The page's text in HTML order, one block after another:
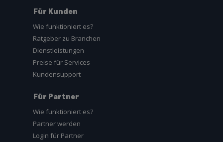
Für Kunden
Wie funktioniert es?
Ratgeber zu Branchen
Dienstleistungen
Preise für Services
Kundensupport
Für Partner
Wie funktioniert es?
Partner werden
Login für Partner